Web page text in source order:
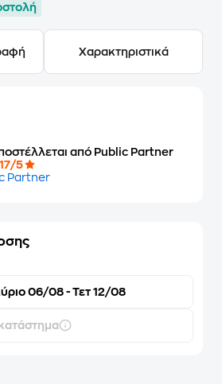
Χαρακτηριστικά
από Public Partner
5
Partner
06/08 - Τετ 12/08